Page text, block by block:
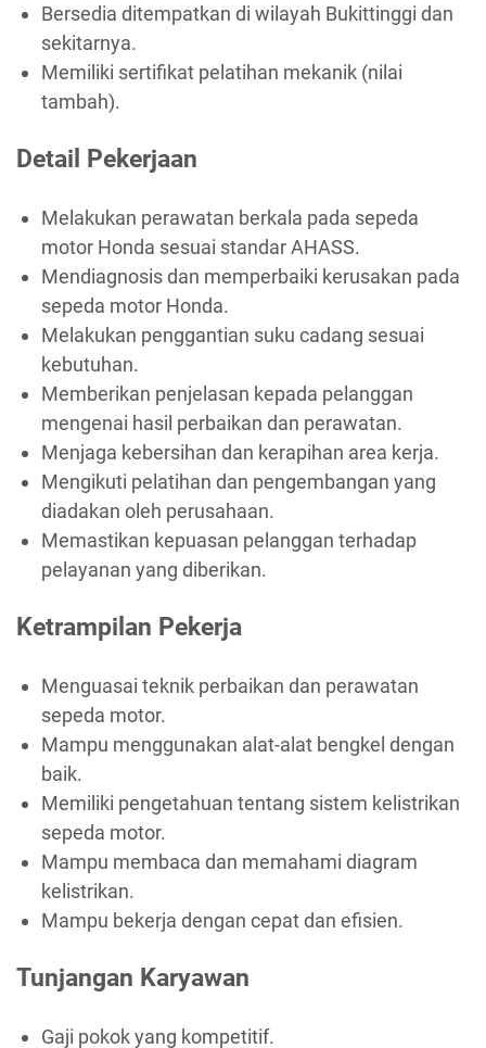
Bersedia ditempatkan di wilayah Bukittinggi dan
sekitarnya.
Memiliki sertifikat pelatihan mekanik (nilai
tambah).
Detail Pekerjaan
Melakukan perawatan berkala pada sepeda
motor Honda sesuai standar AHASS.
Mendiagnosis dan memperbaiki kerusakan pada
sepeda motor Honda.
Melakukan penggantian suku cadang sesuai
kebutuhan.
Memberikan penjelasan kepada pelanggan
mengenai hasil perbaikan dan perawatan.
Menjaga kebersihan dan kerapihan area kerja.
Mengikuti pelatihan dan pengembangan yang
diadakan oleh perusahaan.
Memastikan kepuasan pelanggan terhadap
pelayanan yang diberikan.
Ketrampilan Pekerja
Menguasai teknik perbaikan dan perawatan
sepeda motor.
Mampu menggunakan alat-alat bengkel dengan
baik.
Memiliki pengetahuan tentang sistem kelistrikan
sepeda motor.
Mampu membaca dan memahami diagram
kelistrikan.
Mampu bekerja dengan cepat dan efisien.
Tunjangan Karyawan
Gaji pokok yang kompetitif.